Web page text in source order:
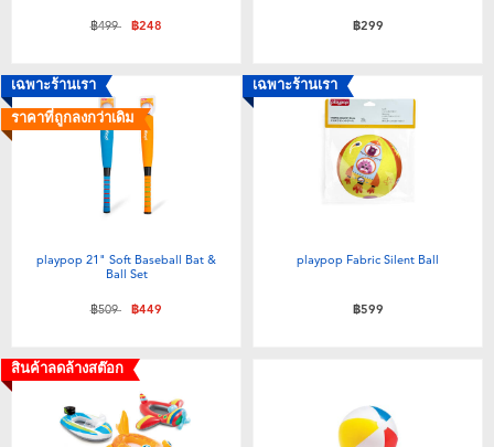
ลดราคาจาก
฿499ถึง฿248 ฿299
เฉพาะร้านเรา
ราคาที่ถูกลงกว่าเดิม
playpop 21" Soft Baseball Bat &
Ball Set
ลดราคาจาก
฿509ถึง฿449
เฉพาะร้านเรา
playpop Fabric Silent Ball
฿599
สินค้าลดล้างสต๊อก